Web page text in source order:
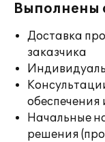
Выполнены
Доставка
заказчика
обеспечения
Начальные
решения